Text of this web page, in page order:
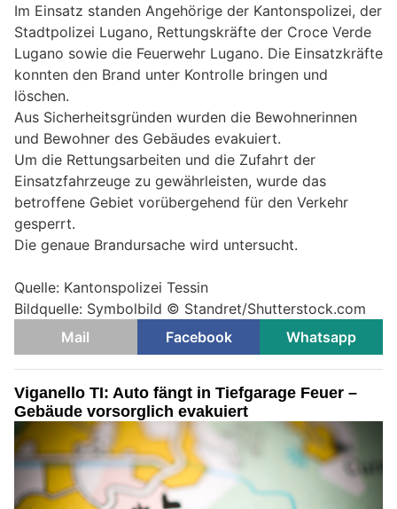
Im Einsatz standen Angehörige der Kantonspolizei, der
Stadtpolizei Lugano, Rettungskräfte der Croce Verde
Lugano sowie die Feuerwehr Lugano. Die Einsatzkräfte
konnten den Brand unter Kontrolle bringen und
löschen.
Aus Sicherheitsgründen wurden die Bewohnerinnen
und Bewohner des Gebäudes evakuiert.
Um die Rettungsarbeiten und die Zufahrt der
Einsatzfahrzeuge zu gewährleisten, wurde das
betroffene Gebiet vorübergehend für den Verkehr
gesperrt.
Die genaue Brandursache wird untersucht.
Quelle: Kantonspolizei Tessin
Bildquelle: Symbolbild © Standret/Shutterstock.com
Mail
Facebook Whatsapp
Viganello TI: Auto fängt in Tiefgarage Feuer –
Gebäude vorsorglich evakuiert